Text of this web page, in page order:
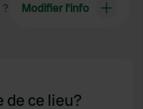
Modifier l’info
de ce lieu?